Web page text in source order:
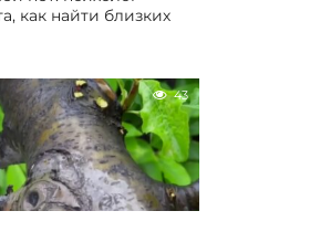
как найти близких
43